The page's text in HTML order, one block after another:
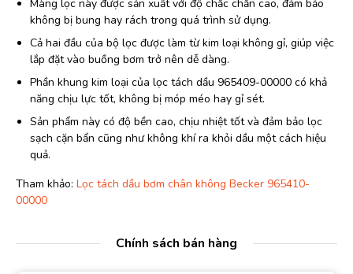
Màng lọc này được sản xuất với độ chắc chắn cao, đảm bảo
không bị bung hay rách trong quá trình sử dụng.
Cả hai đầu của bộ lọc được làm từ kim loại không gỉ, giúp việc
lắp đặt vào buồng bơm trở nên dễ dàng.
Phần khung kim loại của lọc tách dầu 965409-00000 có khả
năng chịu lực tốt, không bị móp méo hay gỉ sét.
Sản phẩm này có độ bền cao, chịu nhiệt tốt và đảm bảo lọc
sạch cặn bẩn cũng như không khí ra khỏi dầu một cách hiệu
quả.
Tham khảo: Lọc tách dầu bơm chân không Becker 965410-
00000
Chính sách bán hàng